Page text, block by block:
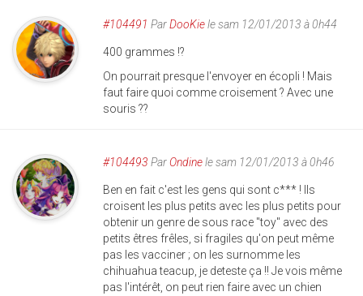
#104491 ParDooKiele sam 12/01/2013 à 0h44
400 grammes !?
On pourrait presque l'envoyer en écopli ! Mais
faut faire quoi comme croisement ? Avec une
souris ??
#104493 ParOndinele sam 12/01/2013 à 0h46
Ben en fait c'est les gens qui sont c*** ! Ils
croisent les plus petits avec les plus petits pour
obtenir un genre de sous race "toy" avec des
petits êtres frêles, si fragiles qu'on peut même
pas les vacciner ; on les surnomme les
chihuahua teacup, je deteste ça !! Je vois même
pas l'intérêt, on peut rien faire avec un chien